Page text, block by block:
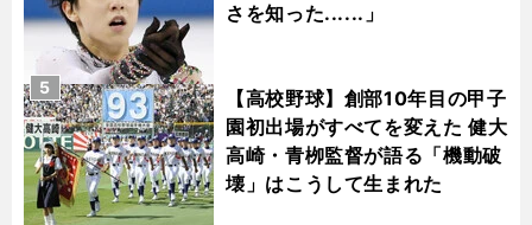
さを知った......」
【高校野球】創部10年目の甲子
園初出場がすべてを変えた 健大
高崎・青栁監督が語る「機動破
壊」はこうして生まれた
5